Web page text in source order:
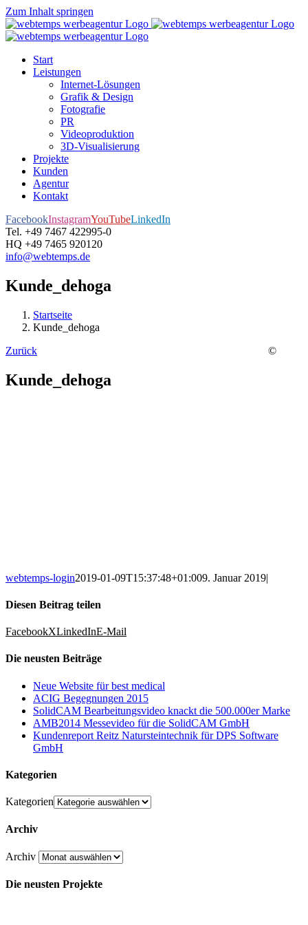
Zum Inhalt springen
Start
Leistungen
Internet-Lösungen
Grafik & Design
Fotografie
PR
Videoproduktion
3D-Visualisierung
Projekte
Kunden
Agentur
Kontakt
FacebookInstagramYouTubeLinkedIn
Tel. +49 7467 422995-0
HQ +49 7465 920120
info@webtemps.de
Kunde_dehoga
Startseite
Kunde_dehoga
Zurück
Kunde_dehoga
webtemps-login2019-01-09T15:37:48+01:009. Januar 2019|
Diesen Beitrag teilen
FacebookXLinkedInE-Mail
Die neusten Beiträge
Neue Website für best medical
ACIG Begegnungen 2015
SolidCAM Bearbeitungsvideo knackt die 500.000er Marke
AMB2014 Messevideo für die SolidCAM GmbH
Kundenreport Reitz Natursteintechnik für DPS Software
GmbH
Kategorien
Kategorien
Archiv
Archiv
Die neusten Projekte
©